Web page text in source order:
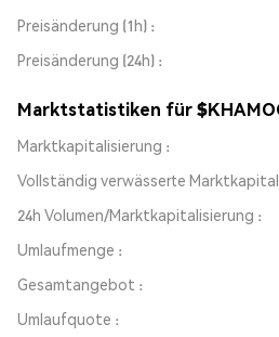
Preisänderung (1h)
Preisänderung (24h)
Marktstatistiken für
Marktkapitalisierung
Vollständig verwässerte
24h Volumen/Marktkapitalisierung
Umlaufmenge
Gesamtangebot
Umlaufquote